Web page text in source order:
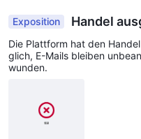
Exposition
Handel
n nicht abgehoben
Die Plattform hat den
glich, E-Mails bleiben
wunden.